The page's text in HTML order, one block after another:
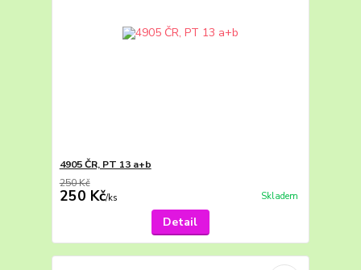
4905 ČR, PT 13 a+b
250 Kč
250 Kč/ks Skladem
Detail